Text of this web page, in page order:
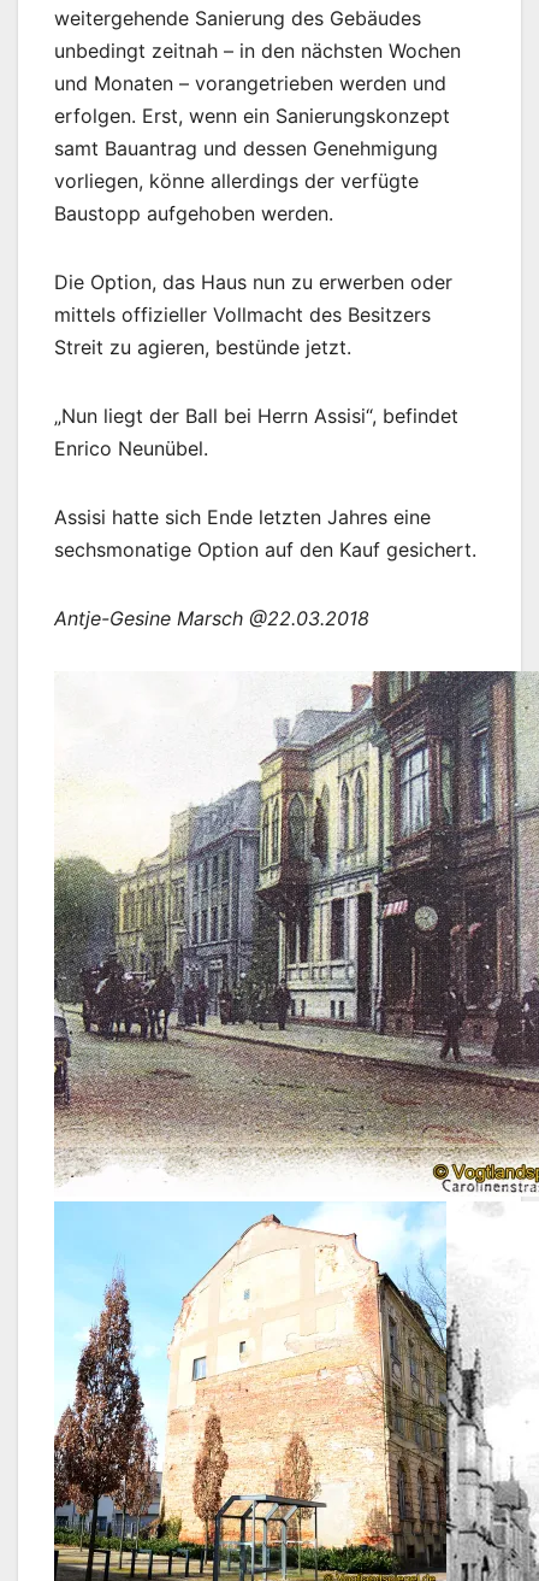
weitergehende Sanierung des Gebäudes
unbedingt zeitnah – in den nächsten Wochen
und Monaten – vorangetrieben werden und
erfolgen. Erst, wenn ein Sanierungskonzept
samt Bauantrag und dessen Genehmigung
vorliegen, könne allerdings der verfügte
Baustopp aufgehoben werden.
Die Option, das Haus nun zu erwerben oder
mittels offizieller Vollmacht des Besitzers
Streit zu agieren, bestünde jetzt.
„Nun liegt der Ball bei Herrn Assisi“, befindet
Enrico Neunübel.
Assisi hatte sich Ende letzten Jahres eine
sechsmonatige Option auf den Kauf gesichert.
Antje-Gesine Marsch @22.03.2018
So zeigte sich das Haus Carolinenstraße 11 in